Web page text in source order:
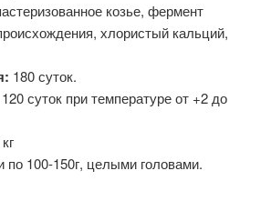
козье, фермент
хлористый кальций,
180 суток.
120 суток при температуре от +2 до
по 100-150г, целыми головами.